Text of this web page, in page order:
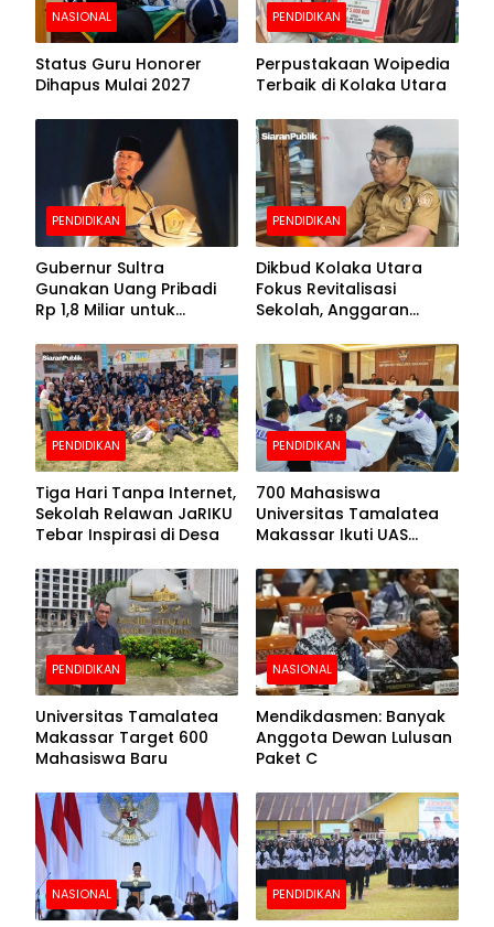
NASIONAL
Status Guru Honorer
Dihapus Mulai 2027
PENDIDIKAN
Perpustakaan Woipedia
Terbaik di Kolaka Utara
PENDIDIKAN
Gubernur Sultra
Gunakan Uang Pribadi
Rp 1,8 Miliar untuk
Pendaftaran Segera
Dibuka
PENDIDIKAN
Dikbud Kolaka Utara
Fokus Revitalisasi
Sekolah, Anggaran
Miliar
PENDIDIKAN
Tiga Hari Tanpa Internet,
Sekolah Relawan JaRIKU
Tebar Inspirasi di Desa
PENDIDIKAN
700 Mahasiswa
Universitas Tamalatea
Makassar Ikuti UAS
PENDIDIKAN
Universitas Tamalatea
Makassar Target 600
Mahasiswa Baru
NASIONAL
Mendikdasmen: Banyak
Anggota Dewan Lulusan
Paket C
NASIONAL PENDIDIKAN